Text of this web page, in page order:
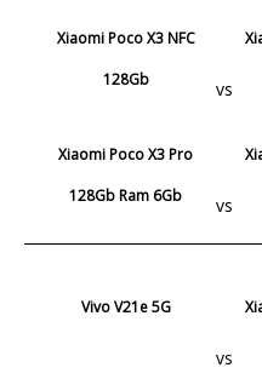
Xiaomi Poco X3 NFC
128Gb
vs
Xiaomi Poco X3 Pro
128Gb Ram 6Gb
vs
Vivo V21e 5G
vs